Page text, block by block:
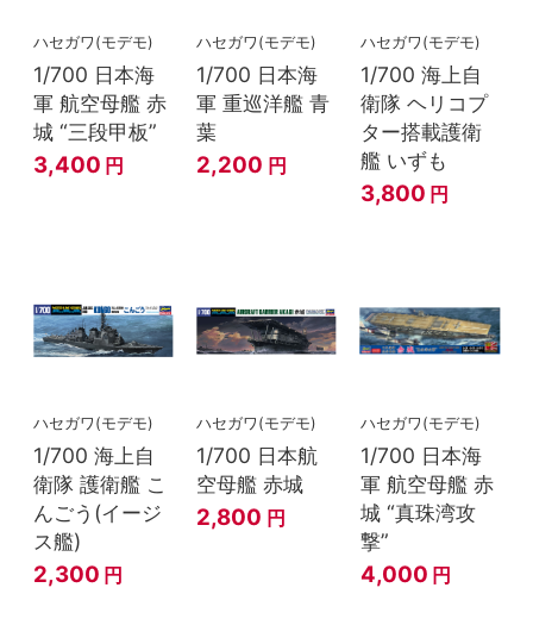
ハセガワ(モデモ)
1/700 日本海
軍 航空母艦 赤
城 “三段甲板”
3,400 円
ハセガワ(モデモ)
1/700 日本海
軍 重巡洋艦 青
葉
2,200 円
ハセガワ(モデモ)
1/700 海上自
衛隊 ヘリコプ
ター搭載護衛
艦 いずも
3,800 円
ハセガワ(モデモ)
1/700 海上自
衛隊 護衛艦 こ
んごう(イージ
ス艦)
2,300 円
ハセガワ(モデモ)
1/700 日本航
空母艦 赤城
2,800 円
ハセガワ(モデモ)
1/700 日本海
軍 航空母艦 赤
城 “真珠湾攻
撃”
4,000 円